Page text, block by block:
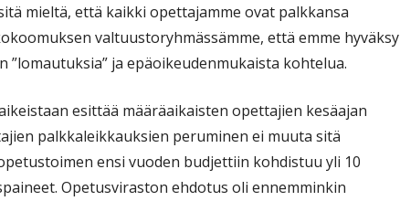
mieltä, että kaikki opettajamme ovat palkkansa
valtuustoryhmässämme, että emme hyväksy
”lomautuksia” ja epäoikeudenmukaista kohtelua.
esittää määräaikaisten opettajien kesäajan
palkkaleikkauksien peruminen ei muuta sitä
ensi vuoden budjettiin kohdistuu yli 10
Opetusviraston ehdotus oli ennemminkin